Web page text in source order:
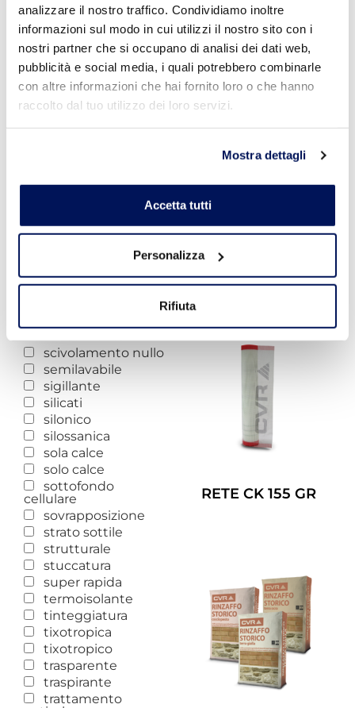
analizzare il nostro traffico. Condividiamo inoltre
informazioni sul modo in cui utilizzi il nostro sito con i
nostri partner che si occupano di analisi dei dati web,
pubblicità e social media, i quali potrebbero combinarle
con altre informazioni che hai fornito loro o che hanno
raccolto dal tuo utilizzo dei loro servizi.
Mostra dettagli
Accetta tutti
Personalizza
Rifiuta
resistente al cloro
resistenza
atmosferica
restauro
restauro categoria:
intonaci
reticolazione
acetica
ricostruzione
riprese di getto
ristiratura
scivolamento nullo
semilavabile
sigillante
silicati
silonico
silossanica
sola calce
solo calce
sottofondo
cellulare
sovrapposizione
strato sottile
strutturale
stuccatura
super rapida
termoisolante
tinteggiatura
tixotropica
tixotropico
trasparente
traspirante
trattamento
RE-DRY SYSTEM
200
Leggi Tutto
Leggi Tutto
RETE CK 155 GR